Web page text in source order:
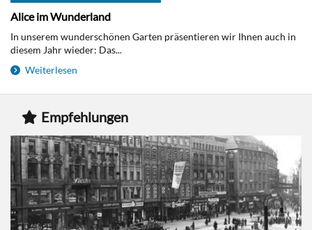
Alice im Wunderland
In unserem wunderschönen Garten präsentieren wir Ihnen auch in
diesem Jahr wieder: Das...
Weiterlesen
Empfehlungen